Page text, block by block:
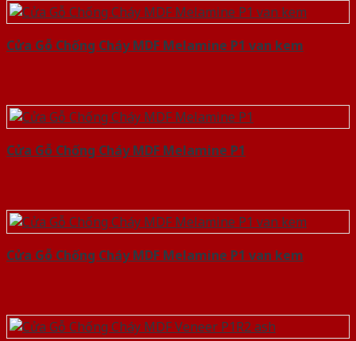
Cửa Gỗ Chống Cháy MDF Melamine P1 van kem
Cửa Gỗ Chống Cháy MDF Melamine P1
Cửa Gỗ Chống Cháy MDF Melamine P1 van kem